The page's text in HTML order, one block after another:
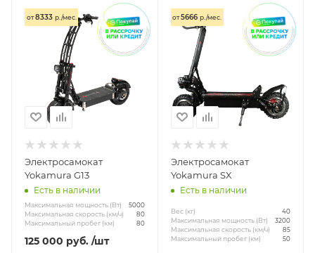
от8333 р./мес.
Электросамокат
Yokamura G13
Есть в наличии
Максимальная мощность (Вт) 5000
Максимальная скорость (км/ч) 80
Максимальный пробег (км) 80
125 000 руб. /шт
от5666 р./мес.
Электросамокат
Yokamura SX
Есть в наличии
Вес (кг) 40
Максимальная мощность (Вт) 3200
Максимальная скорость (км/ч) 85
Максимальный пробег (км) 50